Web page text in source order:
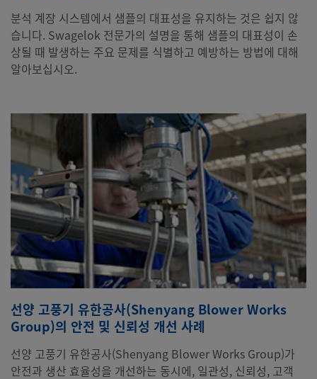
분석 계장 시스템에서 샘플의 대표성을 유지하는 것은 쉽지 않
습니다. Swagelok 전문가의 설명을 통해 샘플의 대표성이 손
상될 때 발생하는 주요 문제를 식별하고 예방하는 방법에 대해
알아보십시오.
선양 고풍기 유한공사(Shenyang Blower Works
Group)의 안전 및 신뢰성 개선 사례
선양 고풍기 유한공사(Shenyang Blower Works Group)가
안전과 생산 효율성을 개선하는 동시에, 일관성, 신뢰성, 고객